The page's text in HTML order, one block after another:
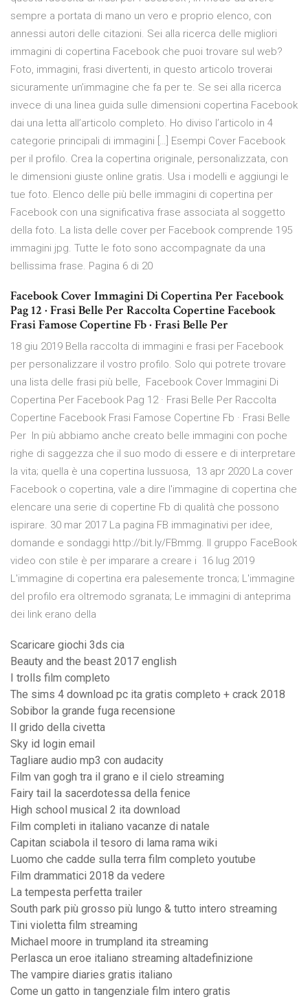
sempre a portata di mano un vero e proprio elenco, con
annessi autori delle citazioni. Sei alla ricerca delle migliori
immagini di copertina Facebook che puoi trovare sul web?
Foto, immagini, frasi divertenti, in questo articolo troverai
sicuramente un’immagine che fa per te. Se sei alla ricerca
invece di una linea guida sulle dimensioni copertina Facebook
dai una letta all’articolo completo. Ho diviso l’articolo in 4
categorie principali di immagini […] Esempi Cover Facebook
per il profilo. Crea la copertina originale, personalizzata, con
le dimensioni giuste online gratis. Usa i modelli e aggiungi le
tue foto. Elenco delle più belle immagini di copertina per
Facebook con una significativa frase associata al soggetto
della foto. La lista delle cover per Facebook comprende 195
immagini jpg. Tutte le foto sono accompagnate da una
bellissima frase. Pagina 6 di 20
Facebook Cover Immagini Di Copertina Per Facebook
Pag 12 · Frasi Belle Per Raccolta Copertine Facebook
Frasi Famose Copertine Fb · Frasi Belle Per
18 giu 2019 Bella raccolta di immagini e frasi per Facebook
per personalizzare il vostro profilo. Solo qui potrete trovare
una lista delle frasi più belle, Facebook Cover Immagini Di
Copertina Per Facebook Pag 12 · Frasi Belle Per Raccolta
Copertine Facebook Frasi Famose Copertine Fb · Frasi Belle
Per In più abbiamo anche creato belle immagini con poche
righe di saggezza che il suo modo di essere e di interpretare
la vita; quella è una copertina lussuosa, 13 apr 2020 La cover
Facebook o copertina, vale a dire l'immagine di copertina che
elencare una serie di copertine Fb di qualità che possono
ispirare. 30 mar 2017 La pagina FB immaginativi per idee,
domande e sondaggi http://bit.ly/FBmmg. Il gruppo FaceBook
video con stile è per imparare a creare i 16 lug 2019
L'immagine di copertina era palesemente tronca; L'immagine
del profilo era oltremodo sgranata; Le immagini di anteprima
dei link erano della
Scaricare giochi 3ds cia
Beauty and the beast 2017 english
I trolls film completo
The sims 4 download pc ita gratis completo + crack 2018
Sobibor la grande fuga recensione
Il grido della civetta
Sky id login email
Tagliare audio mp3 con audacity
Film van gogh tra il grano e il cielo streaming
Fairy tail la sacerdotessa della fenice
High school musical 2 ita download
Film completi in italiano vacanze di natale
Capitan sciabola il tesoro di lama rama wiki
Luomo che cadde sulla terra film completo youtube
Film drammatici 2018 da vedere
La tempesta perfetta trailer
South park più grosso più lungo & tutto intero streaming
Tini violetta film streaming
Michael moore in trumpland ita streaming
Perlasca un eroe italiano streaming altadefinizione
The vampire diaries gratis italiano
Come un gatto in tangenziale film intero gratis